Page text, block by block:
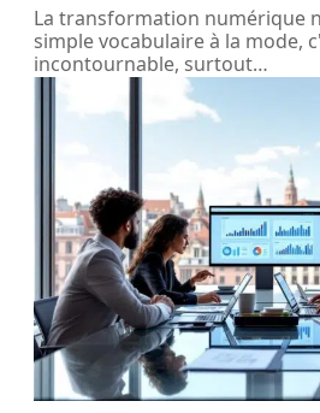
La transformation numérique
simple vocabulaire à la mode,
incontournable, surtout…